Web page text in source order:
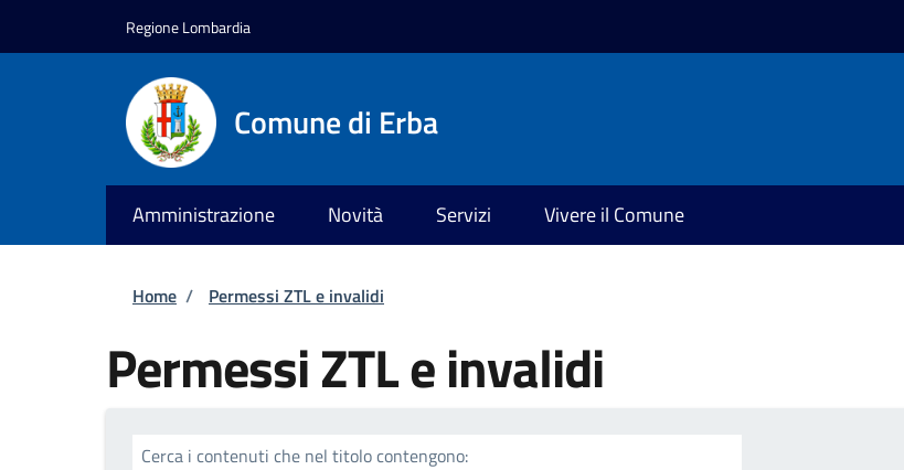
Regione Lombardia
Comune di Erba
Amministrazione Novità Servizi Vivere il Comune
Briciole di pane
Home / Permessi ZTL e invalidi
Permessi ZTL e invalidi
Cerca i contenuti che nel titolo contengono: